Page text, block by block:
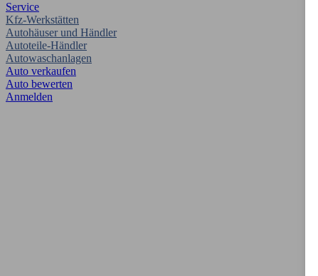
Service
Kfz-Werkstätten
Autohäuser und Händler
Autoteile-Händler
Autowaschanlagen
Auto verkaufen
Auto bewerten
Anmelden